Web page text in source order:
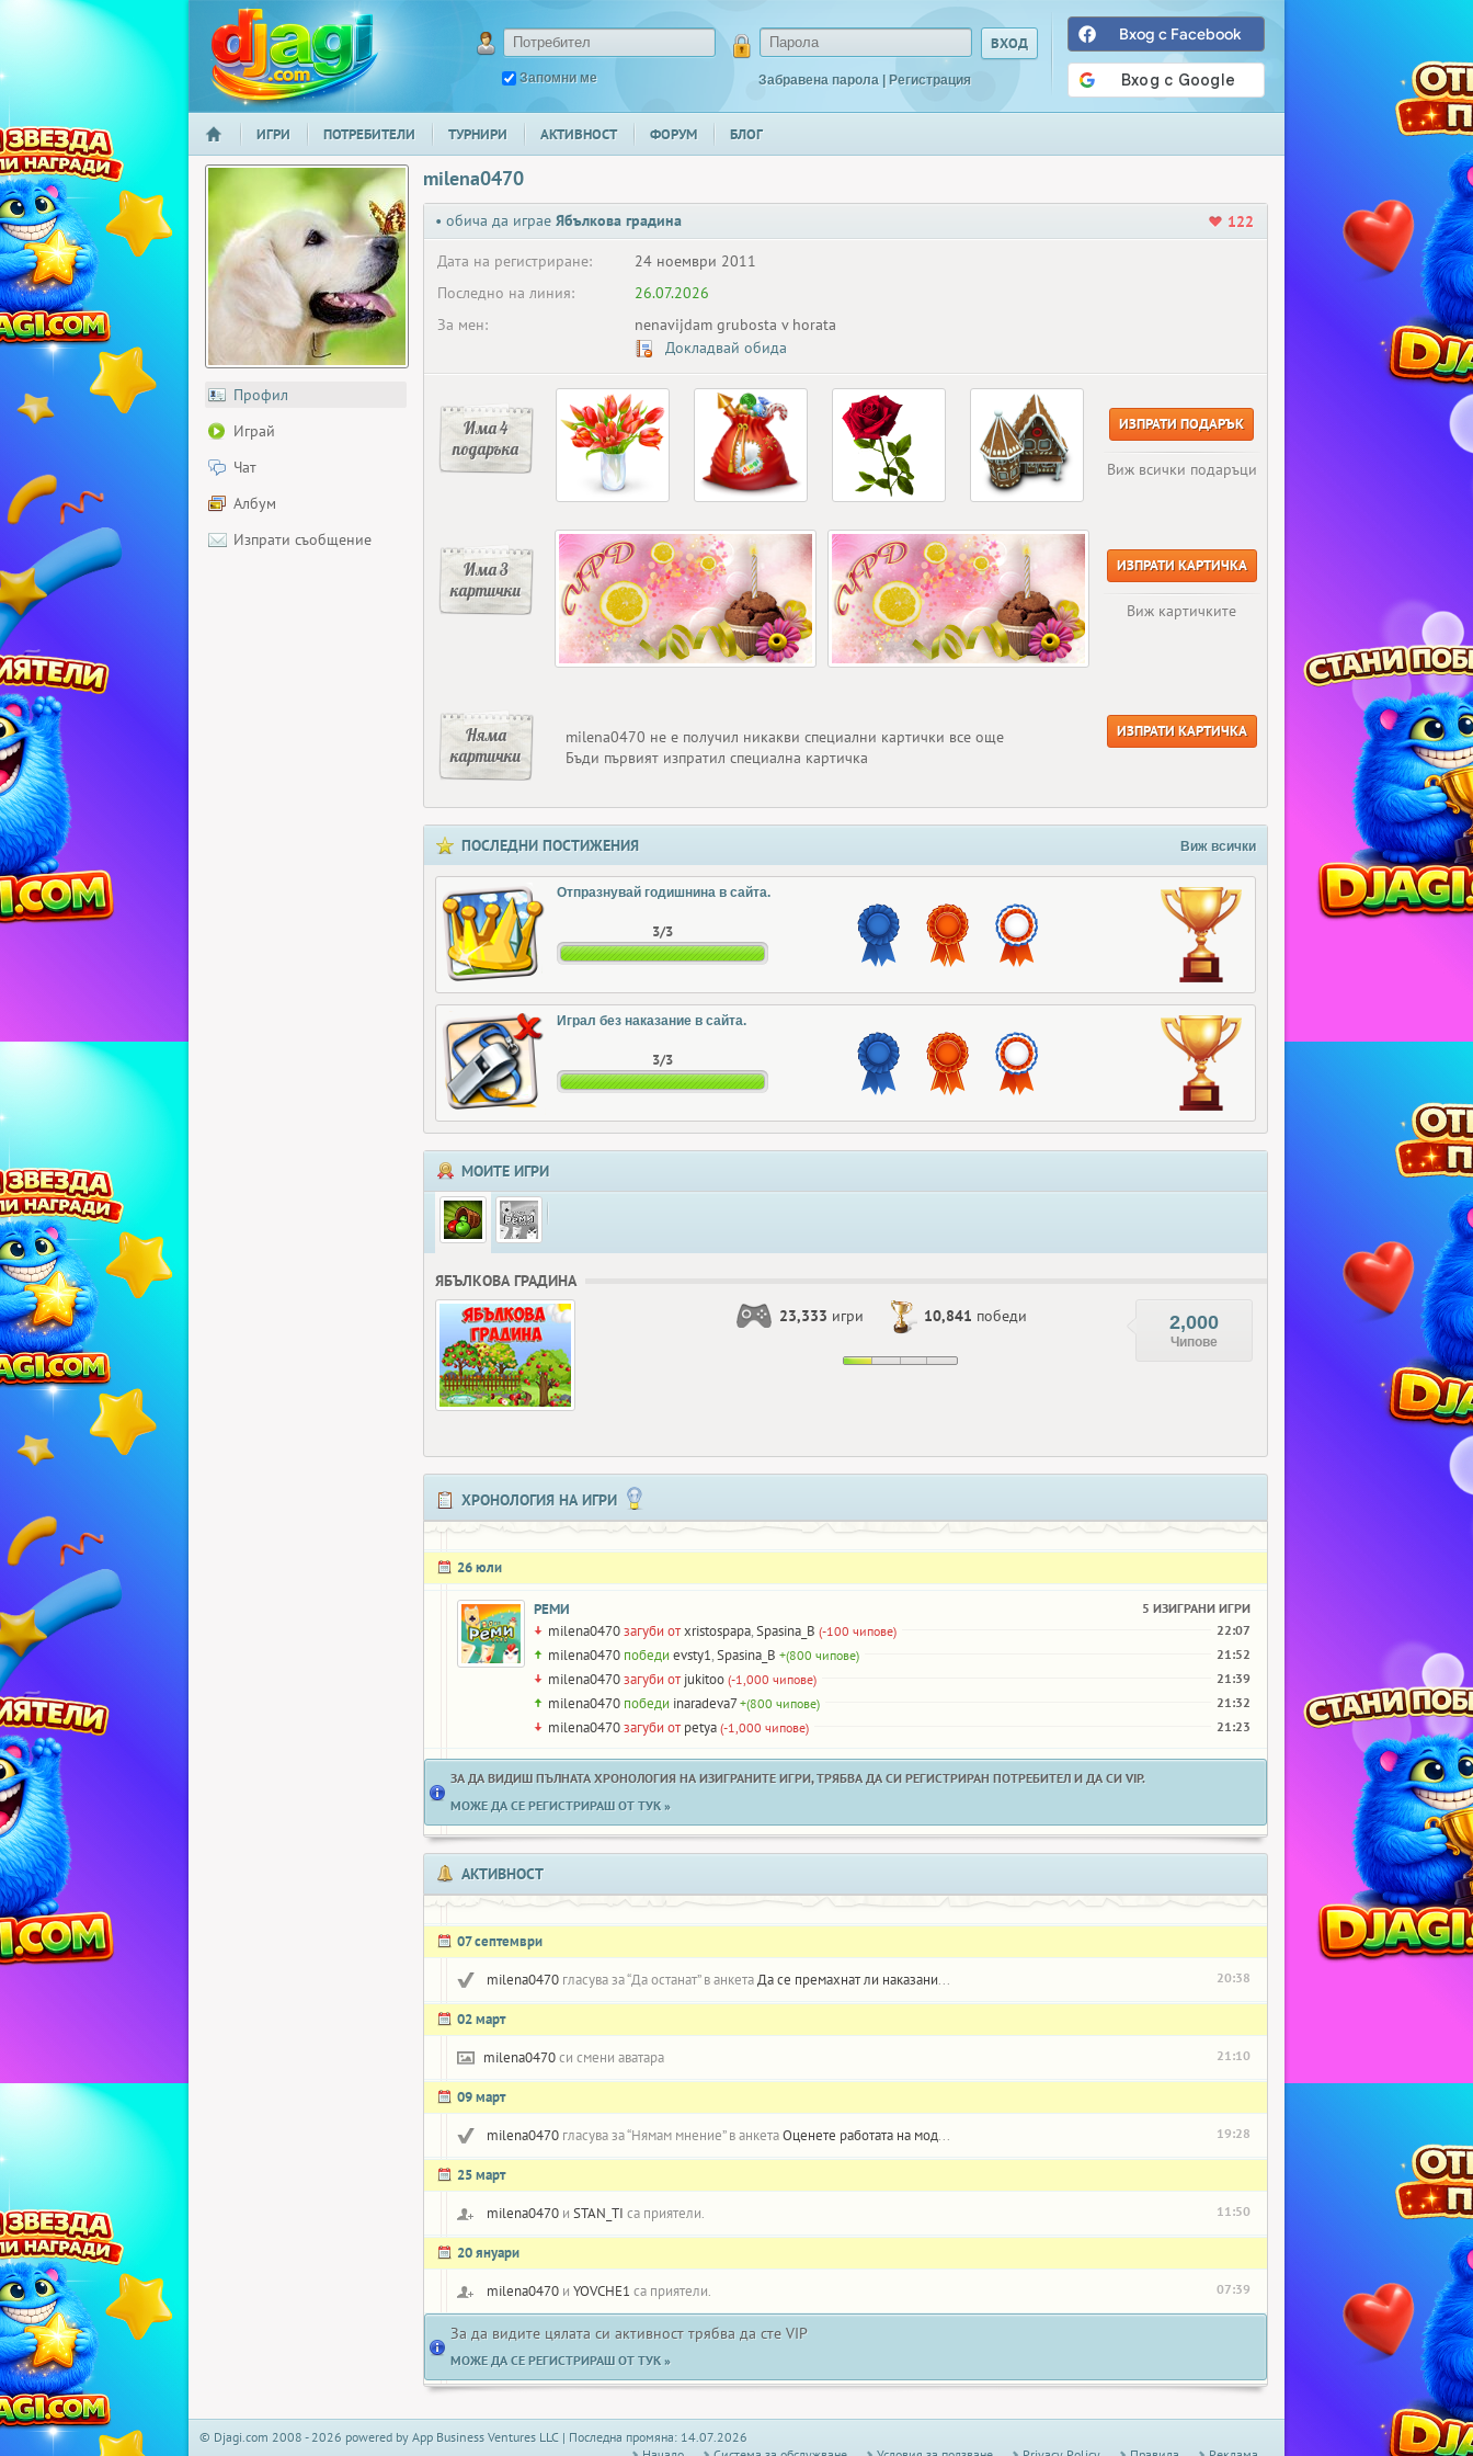
djagi.com
Запомни ме Забравена парола | Регистрация
Вход с Facebook
НАЧАЛО
ИГРИ ПОТРЕБИТЕЛИ ТУРНИРИ АКТИВНОСТ ФОРУМ БЛОГ
Профил
Играй
Чат
Албум
Изпрати съобщение
milena0470
• обича да играе Ябълкова градина
122
Дата на регистриране:
24 ноември 2011
Последно на линия:
26.07.2026
За мен:
nenavijdam grubosta v horata
Докладвай обида
Има 4
подаръка
ИЗПРАТИ ПОДАРЪК
Виж всички подаръци
Има 3
картички
ИЗПРАТИ КАРТИЧКА
Виж картичките
Няма
картички
milena0470 не е получил никакви специални картички все още
Бъди първият изпратил специална картичка
ИЗПРАТИ КАРТИЧКА
ПОСЛЕДНИ ПОСТИЖЕНИЯ Виж всички
Отпразнувай годишнина в сайта.
3/3
Играл без наказание в сайта.
3/3
МОИТЕ ИГРИ
ЯБЪЛКОВА ГРАДИНА
23,333 игри 10,841 победи 2,000
Чипове
ХРОНОЛОГИЯ НА ИГРИ
26 юли
РЕМИ 5 ИЗИГРАНИ ИГРИ
milena0470загуби отxristospapa,Spasina_B (-100 чипове) 22:07
milena0470 победи evsty1,Spasina_B +(800 чипове) 21:52
milena0470загуби от jukitoo (-1,000 чипове) 21:39
milena0470 победи inaradeva7 +(800 чипове) 21:32
milena0470загуби от petya (-1,000 чипове) 21:23
ЗА ДА ВИДИШ ПЪЛНАТА ХРОНОЛОГИЯ НА ИЗИГРАНИТЕ ИГРИ, ТРЯБВА ДА СИ РЕГИСТРИРАН ПОТРЕБИТЕЛ И ДА СИ VIP.
МОЖЕ ДА СЕ РЕГИСТРИРАШ ОТ ТУК »
АКТИВНОСТ
07 септември
milena0470 гласува за “Да останат” в анкетаДа се премахнат ли наказанията за умишлен провал в играта Белот? 20:38
02 март
milena0470си смени аватара 21:10
09 март
milena0470 гласува за “Нямам мнение” в анкетаОценете работата на модератор Диана 19:28
25 март
milena0470 и STAN_TI са приятели. 11:50
20 януари
milena0470 и YOVCHE1 са приятели. 07:39
За да видите цялата си активност трябва да сте VIP
МОЖЕ ДА СЕ РЕГИСТРИРАШ ОТ ТУК »
© Djagi.com 2008 - 2026 powered by App Business Ventures LLC | Последна промяна: 14.07.2026